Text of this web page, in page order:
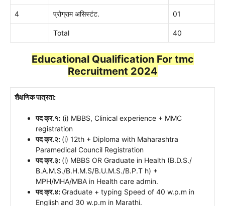
4 प्रोग्राम असिस्टंट. 01
Total 40
Educational Qualification For tmc
Recruitment 2024
शैक्षणिक पात्रता:
पद क्र.१: (i) MBBS, Clinical experience + MMC
registration
पद क्र.२: (i) 12th + Diploma with Maharashtra
Paramedical Council Registration
पद क्र.३: (i) MBBS OR Graduate in Health (B.D.S./
Β.Α.M.S./B.H.M.S/B.U.M.S./B.P.T h) +
MPH/MHA/MBA in Health care admin.
पद क्र.४:Graduate + typing Speed of 40 w.p.m in
English and 30 w.p.m in Marathi.